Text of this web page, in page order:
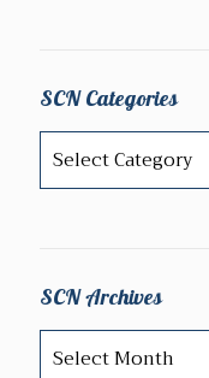
SCN Categories
SCN
Categories
SCN Archives
SCN
Archives